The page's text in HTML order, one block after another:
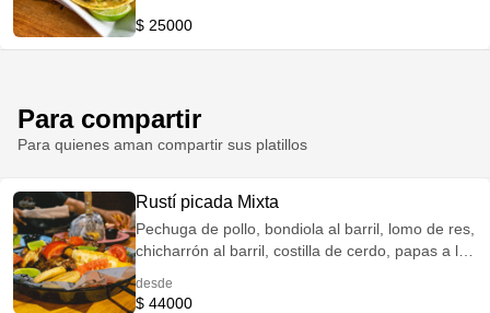
$ 25000
Para compartir
Para quienes aman compartir sus platillos
Rustí picada Mixta
Pechuga de pollo, bondiola al barril, lomo de res,
chicharrón al barril, costilla de cerdo, papas a la
tomate, limón, chimichurri de la casa
desde
$ 44000